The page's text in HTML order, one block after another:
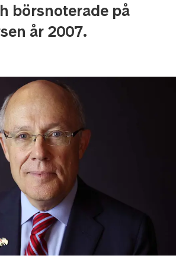
börsnoterade på
år 2007.